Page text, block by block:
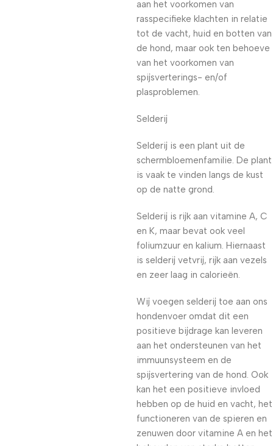
aan het voorkomen van
rasspecifieke klachten in relatie
tot de vacht, huid en botten van
de hond, maar ook ten behoeve
van het voorkomen van
spijsverterings- en/of
plasproblemen.
Selderij
Selderij is een plant uit de
schermbloemenfamilie. De plant
is vaak te vinden langs de kust
op de natte grond.
Selderij is rijk aan vitamine A, C
en K, maar bevat ook veel
foliumzuur en kalium. Hiernaast
is selderij vetvrij, rijk aan vezels
en zeer laag in calorieën.
Wij voegen selderij toe aan ons
hondenvoer omdat dit een
positieve bijdrage kan leveren
aan het ondersteunen van het
immuunsysteem en de
spijsvertering van de hond. Ook
kan het een positieve invloed
hebben op de huid en vacht, het
functioneren van de spieren en
zenuwen door vitamine A en het